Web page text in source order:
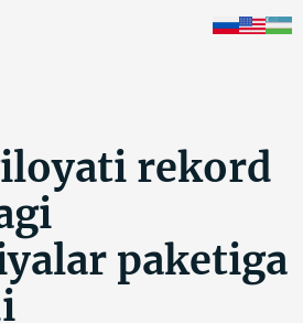
rekord
paketiga